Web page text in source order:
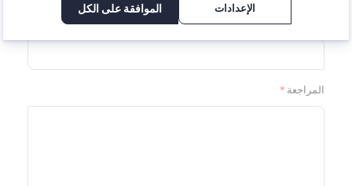
الملخص
المراجعة
الإعدادات الموافقة على الكل